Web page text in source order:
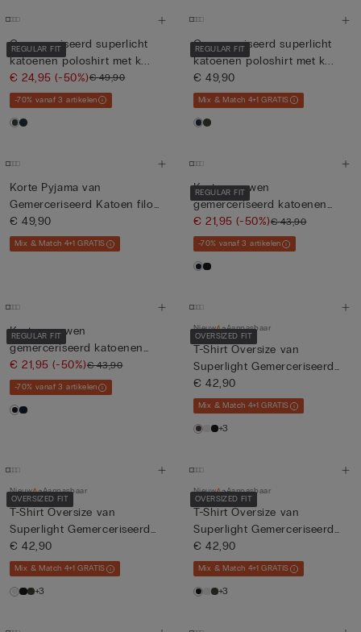
REGULAR FIT
Gemerceriseerd superlicht
katoenen poloshirt met k...
€ 24,95(-50%)€ 49,90
-70% vanaf 3 artikelen
REGULAR FIT
Gemerceriseerd superlicht
katoenen poloshirt met k...
€ 49,90
Mix & Match 4+1 GRATIS
Korte Pyjama van
Gemerceriseerd Katoen filo
Premiu...
€ 49,90
Mix & Match 4+1 GRATIS
REGULAR FIT
Korte mouwen
gemerceriseerd katoenen
poloshirt met...
€ 21,95(-50%)€ 43,90
-70% vanaf 3 artikelen
REGULAR FIT
Korte mouwen
gemerceriseerd katoenen
poloshirt met...
€ 21,95(-50%)€ 43,90
-70% vanaf 3 artikelen
OVERSIZED FIT
Nieuw Aanpasbaar
T-Shirt Oversize van
Superlight Gemerceriseerd
Kat...
€ 42,90
Mix & Match 4+1 GRATIS
+3
OVERSIZED FIT
Nieuw Aanpasbaar
T-Shirt Oversize van
Superlight Gemerceriseerd
Kat...
€ 42,90
Mix & Match 4+1 GRATIS
+3
OVERSIZED FIT
Nieuw Aanpasbaar
T-Shirt Oversize van
Superlight Gemerceriseerd
Kat...
€ 42,90
Mix & Match 4+1 GRATIS
+3